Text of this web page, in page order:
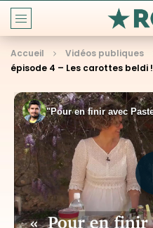
Accueil Vidéos publiques
épisode 4 – Les carottes beldi !